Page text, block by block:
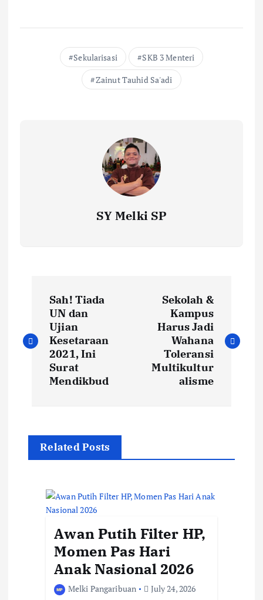
Sekularisasi
SKB 3 Menteri
Zainut Tauhid Sa'adi
SY Melki SP
s
Sah! Tiada
UN dan
Ujian
Kesetaraan
2021, Ini
Surat
Mendikbud
Sekolah &
Kampus
Harus Jadi
Wahana
Toleransi
Multikultur
alisme
Related Posts
Awan Putih Filter HP,
Momen Pas Hari
Anak Nasional 2026
Melki Pangaribuan
July 24, 2026